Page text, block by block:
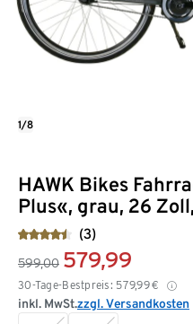
HAWK Bikes
Plus«, grau, 26
(3)
599,00 579,99
30-Tage-Bestpreis: 579,99€
inkl. MwSt.zzgl. Versandkosten
1/8